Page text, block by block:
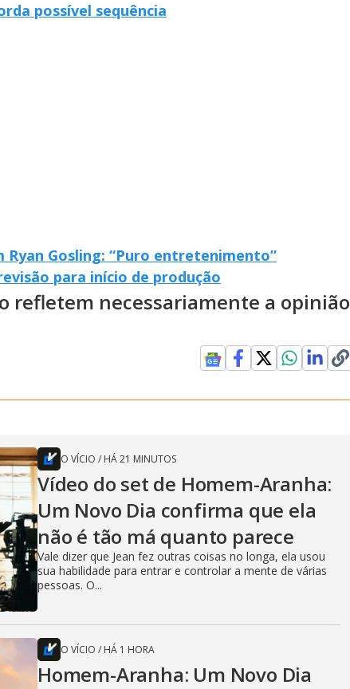
possível sequência
Gosling: “Puro entretenimento”
para início de produção
refletem necessariamente a opinião
O VÍCIO / HÁ 21 MINUTOS
Vídeo do set de Homem-Aranha:
Um Novo Dia confirma que ela
não é tão má quanto parece
Vale dizer que Jean fez outras coisas no longa, ela usou
sua habilidade para entrar e controlar a mente de várias
pessoas. O...
O VÍCIO / HÁ 1 HORA
Homem-Aranha: Um Novo Dia